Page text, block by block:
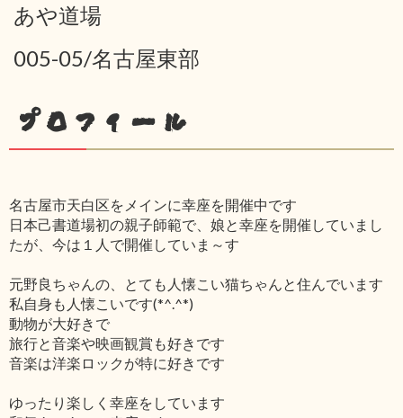
あや道場
005-05/名古屋東部
プロフィール
名古屋市天白区をメインに幸座を開催中です
日本己書道場初の親子師範で、娘と幸座を開催していまし
たが、今は１人で開催していま～す
元野良ちゃんの、とても人懐こい猫ちゃんと住んでいます
私自身も人懐こいです(*^.^*)
動物が大好きで
旅行と音楽や映画観賞も好きです
音楽は洋楽ロックが特に好きです
ゆったり楽しく幸座をしています